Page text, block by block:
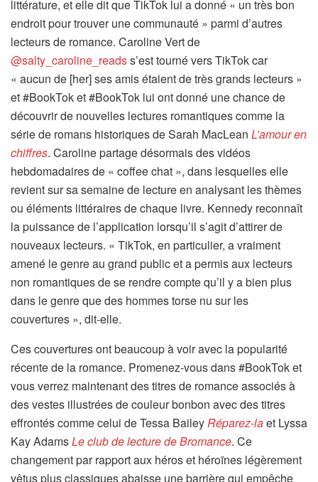
littérature, et elle dit que TikTok lui a donné « un très bon
endroit pour trouver une communauté » parmi d’autres
lecteurs de romance. Caroline Vert de
@salty_caroline_readss’est tourné vers TikTok car
« aucun de [her] ses amis étaient de très grands lecteurs »
et #BookTok et #BookTok lui ont donné une chance de
découvrir de nouvelles lectures romantiques comme la
série de romans historiques de Sarah MacLean L’amour en
chiffres. Caroline partage désormais des vidéos
hebdomadaires de « coffee chat », dans lesquelles elle
revient sur sa semaine de lecture en analysant les thèmes
ou éléments littéraires de chaque livre. Kennedy reconnaît
la puissance de l’application lorsqu’il s’agit d’attirer de
nouveaux lecteurs. « TikTok, en particulier, a vraiment
amené le genre au grand public et a permis aux lecteurs
non romantiques de se rendre compte qu’il y a bien plus
dans le genre que des hommes torse nu sur les
couvertures », dit-elle.
Ces couvertures ont beaucoup à voir avec la popularité
récente de la romance. Promenez-vous dans #BookTok et
vous verrez maintenant des titres de romance associés à
des vestes illustrées de couleur bonbon avec des titres
effrontés comme celui de Tessa BaileyRéparez-laet Lyssa
Kay AdamsLe club de lecture de Bromance. Ce
changement par rapport aux héros et héroïnes légèrement
vêtus plus classiques abaisse une barrière qui empêche